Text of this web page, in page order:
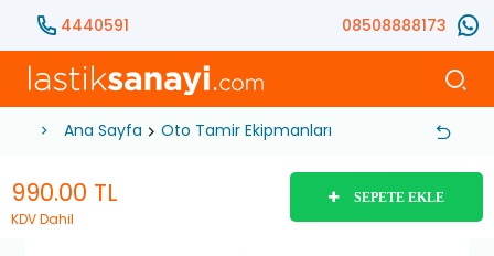
4440591 08508888173
Ana Sayfa Oto Tamir Ekipmanları Atölye ve
990.00 TL
KDV Dahil
SEPETE EKLE